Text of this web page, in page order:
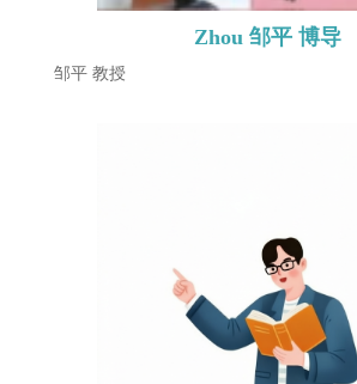
Zhou 邹平 博导
邹平 教授